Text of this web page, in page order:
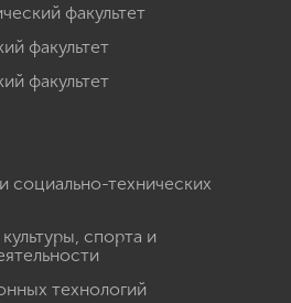
факультет
факультет
факультет
социально-технических
спорта и
технологий